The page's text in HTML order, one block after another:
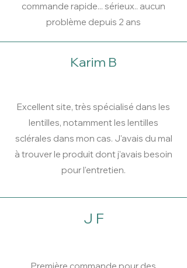
commande rapide... sérieux.. aucun
problème depuis 2 ans
Karim B
Excellent site, très spécialisé dans les
lentilles, notamment les lentilles
sclérales dans mon cas. J'avais du mal
à trouver le produit dont j'avais besoin
pour l'entretien.
J F